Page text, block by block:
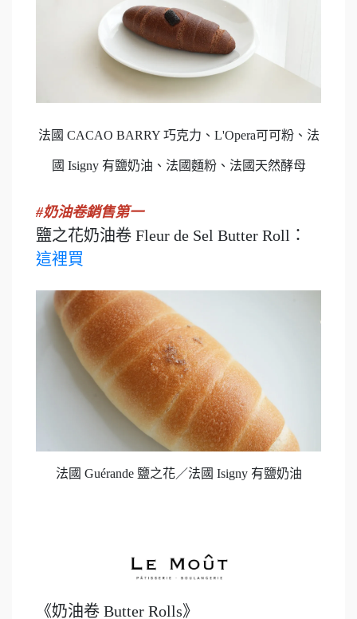
法國 CACAO BARRY 巧克力、L'Opera可可粉、法
國 Isigny 有鹽奶油、法國麵粉、法國天然酵母
#奶油卷銷售第一
鹽之花奶油卷 Fleur de Sel Butter Roll：
這裡買
法國 Guérande 鹽之花／法國 Isigny 有鹽奶油
《奶油卷 Butter Rolls》